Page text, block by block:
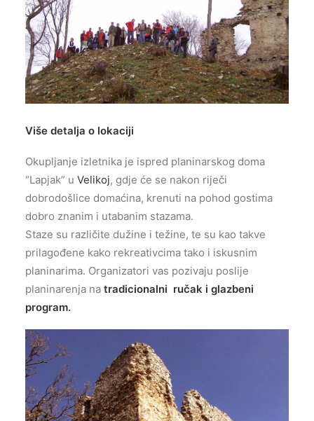
Više detalja o lokaciji
Okupljanje izletnika je ispred planinarskog doma
“Lapjak” u Velikoj, gdje će se nakon riječi
dobrodošlice domaćina, krenuti na pohod gostima
dobro znanim i utabanim stazama.
Staze su različite dužine i težine, te su kao takve
prilagođene kako rekreativcima tako i iskusnim
planinarima. Organizatori vas pozivaju poslije
planinarenja na tradicionalni ručak i glazbeni
program.